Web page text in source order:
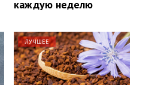
каждую неделю
ЛУЧШЕЕ